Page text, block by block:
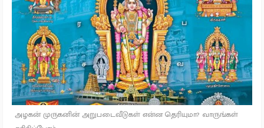
அழகன் முருகனின் அறுபடைவீடுகள் என்ன தெரியுமா? வாருங்கள்